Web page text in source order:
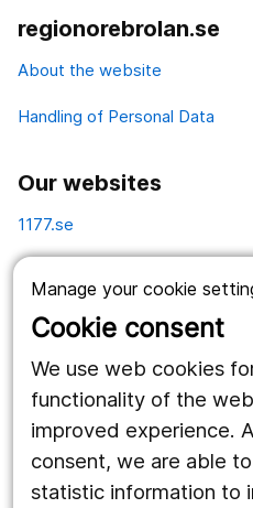
Manage your cookie
Cookie consent
We use web cookies
functionality of the
improved experience.
consent, we are able
statistic information to
regionorebrolan.se
About the website
Handling of Personal Data
Our websites
1177.se
Vårdgivare
Utveckling
Follow us
Facebook